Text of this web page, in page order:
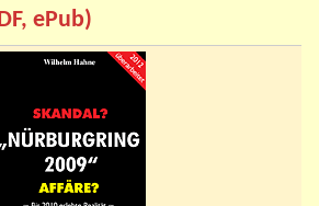
ePub)